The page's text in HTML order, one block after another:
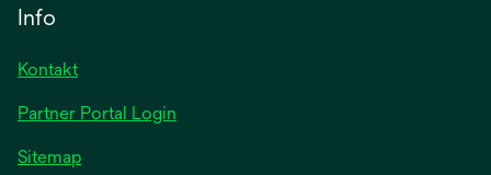
Info
Kontakt
Partner Portal Login
Sitemap